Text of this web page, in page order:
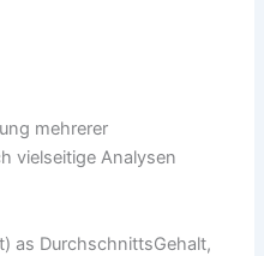
mehrerer
vielseitige Analysen
as DurchschnittsGehalt,